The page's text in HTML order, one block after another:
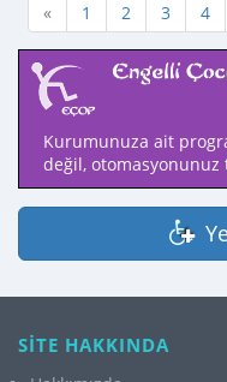
« 1 2 3 4
Kurumunuza ait
değil, otomasyonunuz
SİTE HAKKINDA